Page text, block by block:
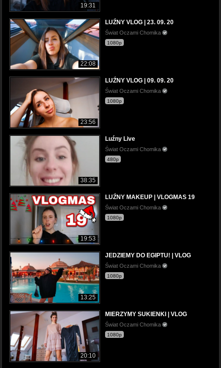
19:31
22:08
LUŹNY VLOG | 23. 09. 20
Świat Oczami Chomika
1080p
23:56
LUŹNY VLOG | 09. 09. 20
Świat Oczami Chomika
1080p
38:35
Luźny Live
Świat Oczami Chomika
480p
19:53
LUŹNY MAKEUP | VLOGMAS 19
Świat Oczami Chomika
1080p
13:25
JEDZIEMY DO EGIPTU! | VLOG
Świat Oczami Chomika
1080p
20:10
MIERZYMY SUKIENKI | VLOG
Świat Oczami Chomika
1080p